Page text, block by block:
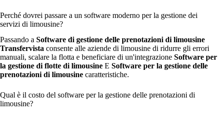
Perché dovrei passare a un software moderno per la gestione dei
servizi di limousine?
Passando a Software di gestione delle prenotazioni di limousine
Transfervista consente alle aziende di limousine di ridurre gli errori
manuali, scalare la flotta e beneficiare di un'integrazione Software per
la gestione di flotte di limousine E Software per la gestione delle
prenotazioni di limousine caratteristiche.
Qual è il costo del software per la gestione delle prenotazioni di
limousine?